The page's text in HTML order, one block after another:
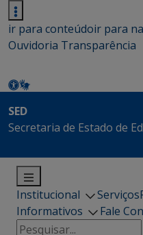
ir para conteúdoir para
Ouvidoria Transparência
SED
Secretaria de Estado de
Institucional Serviços
Informativos
Fale
Pesquisar